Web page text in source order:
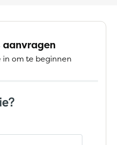
in om te beginnen